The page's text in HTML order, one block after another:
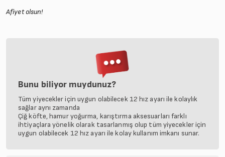
Afiyet olsun!
Bunu biliyor muydunuz?
Tüm yiyecekler için uygun olabilecek 12 hız ayarı ile kolaylık
sağlar aynı zamanda
Çiğ köfte, hamur yoğurma, karıştırma aksesuarları farklı
ihtiyaçlara yönelik olarak tasarlanmış olup tüm yiyecekler için
uygun olabilecek 12 hız ayarı ile kolay kullanım imkanı sunar.